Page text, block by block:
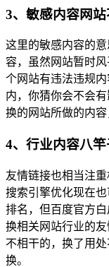
3、敏感内容网站
这里的敏感内容的
容，虽然网站暂时
个网站有违法违规
内，你猜你会不会
换的网站所做的内容
4、行业内容八竿
友情链接也相当注
搜索引擎优化现在
排名，但百度官方
换相关网站行业的
不相干的，换了用
换。